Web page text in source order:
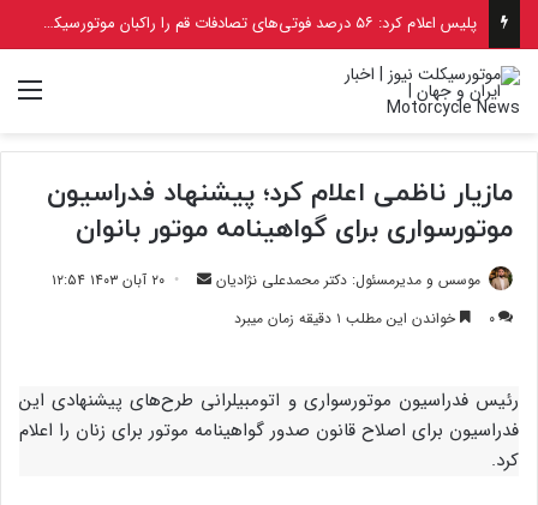
آیا طرح ترافیک موتورسیکلت‌ها در تهران قرار است اجرایی شود؟
مازیار ناظمی اعلام کرد؛ پیشنهاد فدراسیون
موتورسواری برای گواهینامه موتور بانوان
موسس و مدیرمسئول: دکتر محمدعلی نژادیان
ارسال ۲۰ آبان ۱۴۰۳ ۱۲:۵۴
۰
خواندن این مطلب ۱ دقیقه زمان میبرد
رئیس فدراسیون موتورسواری و اتومبیلرانی طرح‌های پیشنهادی این
فدراسیون برای اصلاح قانون صدور گواهینامه موتور برای زنان را اعلام
کرد.